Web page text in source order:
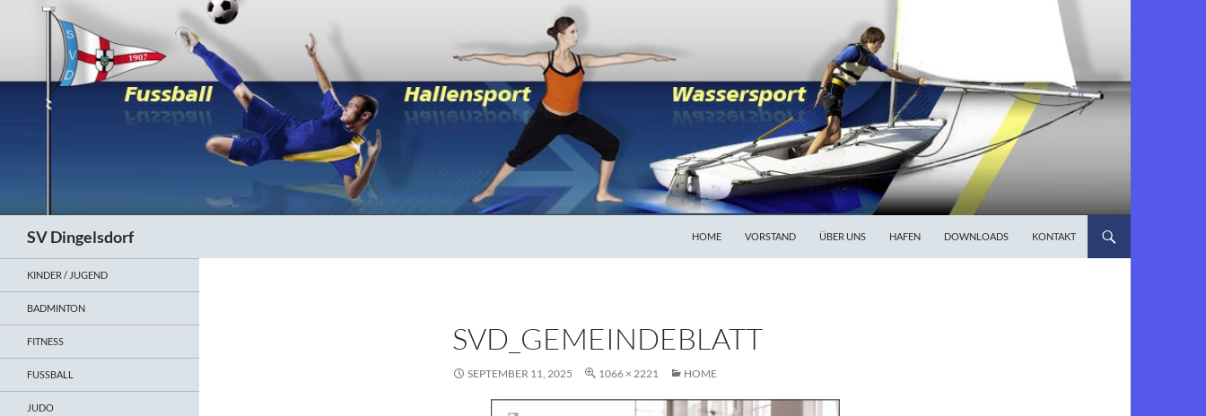
SV Dingelsdorf HOME VORSTAND ÜBER UNS HAFEN DOWNLOADS KONTAKT
SVD_GEMEINDEBLATT
SEPTEMBER 11, 2025 1066 × 2221 HOME
KINDER / JUGEND
BADMINTON
FITNESS
FUSSBALL
JUDO